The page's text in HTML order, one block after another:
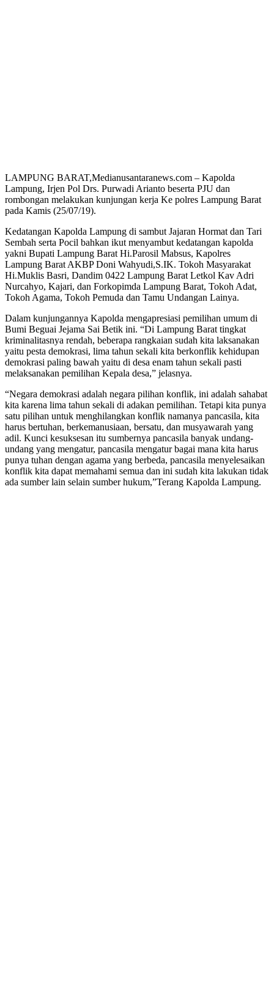
LAMPUNG BARAT,Medianusantaranews.com – Kapolda
Lampung, Irjen Pol Drs. Purwadi Arianto beserta PJU dan
rombongan melakukan kunjungan kerja Ke polres Lampung Barat
pada Kamis (25/07/19).
Kedatangan Kapolda Lampung di sambut Jajaran Hormat dan Tari
Sembah serta Pocil bahkan ikut menyambut kedatangan kapolda
yakni Bupati Lampung Barat Hi.Parosil Mabsus, Kapolres
Lampung Barat AKBP Doni Wahyudi,S.IK. Tokoh Masyarakat
Hi.Muklis Basri, Dandim 0422 Lampung Barat Letkol Kav Adri
Nurcahyo, Kajari, dan Forkopimda Lampung Barat, Tokoh Adat,
Tokoh Agama, Tokoh Pemuda dan Tamu Undangan Lainya.
Dalam kunjungannya Kapolda mengapresiasi pemilihan umum di
Bumi Beguai Jejama Sai Betik ini. “Di Lampung Barat tingkat
kriminalitasnya rendah, beberapa rangkaian sudah kita laksanakan
yaitu pesta demokrasi, lima tahun sekali kita berkonflik kehidupan
demokrasi paling bawah yaitu di desa enam tahun sekali pasti
melaksanakan pemilihan Kepala desa,” jelasnya.
“Negara demokrasi adalah negara pilihan konflik, ini adalah sahabat
kita karena lima tahun sekali di adakan pemilihan. Tetapi kita punya
satu pilihan untuk menghilangkan konflik namanya pancasila, kita
harus bertuhan, berkemanusiaan, bersatu, dan musyawarah yang
adil. Kunci kesuksesan itu sumbernya pancasila banyak undang-
undang yang mengatur, pancasila mengatur bagai mana kita harus
punya tuhan dengan agama yang berbeda, pancasila menyelesaikan
konflik kita dapat memahami semua dan ini sudah kita lakukan tidak
ada sumber lain selain sumber hukum,”Terang Kapolda Lampung.